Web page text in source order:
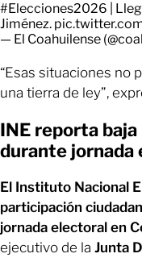
#Elecciones2026 |
Jiménez.
— El Coahuilense
“Esas situaciones no
una tierra de ley”,
INE reporta
durante jornada
El Instituto Nacional
participación
jornada electoral en
ejecutivo de la Junta